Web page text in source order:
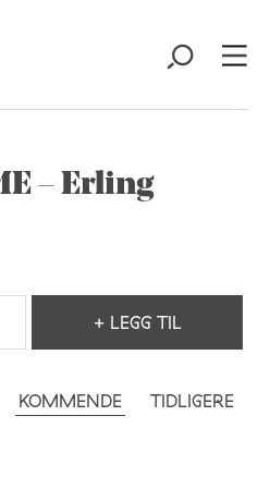
– Erling
+ LEGG TIL
KOMMENDE TIDLIGERE